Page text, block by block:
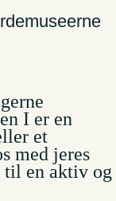
I er en
et
med jeres
til en aktiv og